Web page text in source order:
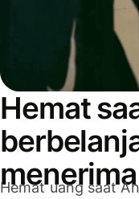
Hemat
Hemat uang saat